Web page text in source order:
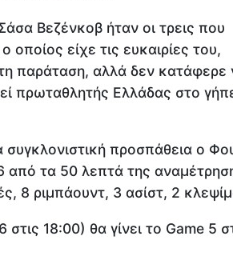
Βεζένκοβ ήταν οι τρεις που
είχε τις ευκαιρίες του,
παράταση, αλλά δεν κατάφερε
πρωταθλητής Ελλάδας στο
προσπάθεια ο
από τα 50 λεπτά της
8 ριμπάουντ, 3 ασίστ, 2
18:00) θα γίνει το Game 5